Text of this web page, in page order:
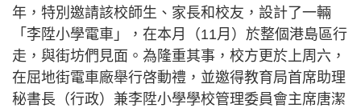
年，特別邀請該校師生、家長和校友，設計了一輛
「李陞小學電車」，在本月（11月）於整個港島區行
走，與街坊們見面。為隆重其事，校方更於上周六，
在屈地街電車廠舉行啓動禮，並邀得教育局首席助理
秘書長（行政）兼李陞小學學校管理委員會主席唐潔